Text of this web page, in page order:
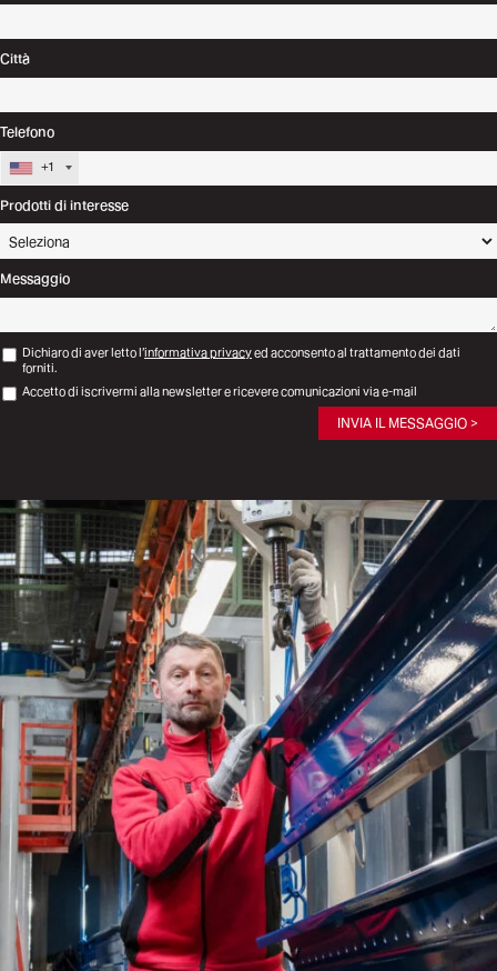
Città
Telefono
+1
Prodotti di interesse
Messaggio
Dichiaro di aver letto l’informativa privacyed acconsento al trattamento dei dati
forniti.
Accetto di iscrivermi alla newsletter e ricevere comunicazioni via e-mail